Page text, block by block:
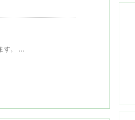
す。 ...